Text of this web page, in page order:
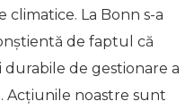
La Bonn s-a
de faptul că
de gestionare a
Acțiunile noastre sunt